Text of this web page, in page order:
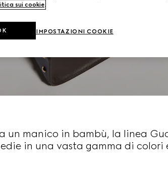
un manico in bambù, la linea
in una vasta gamma di
sui cookie
IMPOSTAZIONI COOKIE